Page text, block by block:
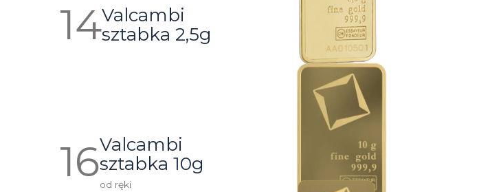
Valcambi
sztabka 2,5g
Valcambi
sztabka 10g
od ręki